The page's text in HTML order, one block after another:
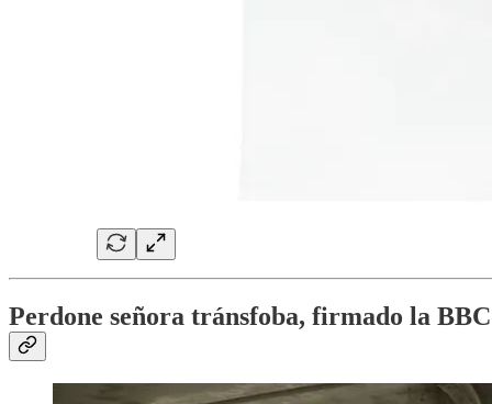
Perdone señora tránsfoba, firmado la BBC